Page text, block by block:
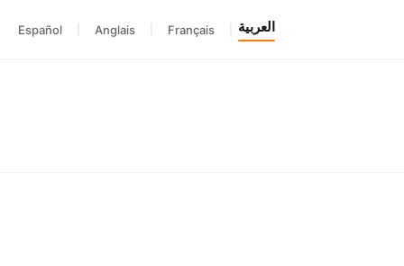
العربية Français
Anglais
Español